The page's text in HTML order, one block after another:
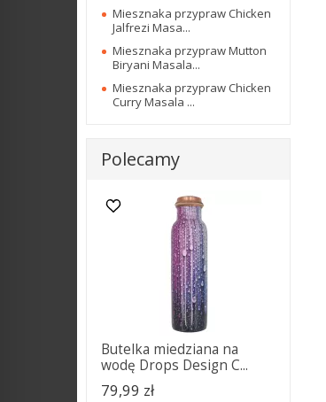
Miesznaka przypraw Chicken
Jalfrezi Masa...
Miesznaka przypraw Mutton
Biryani Masala...
Miesznaka przypraw Chicken
Curry Masala ...
Polecamy
Butelka miedziana na
wodę Drops Design C...
79,99 zł